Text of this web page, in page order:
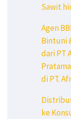
Sawit
Agen
Bintuni
dari PT
di PT.
ke